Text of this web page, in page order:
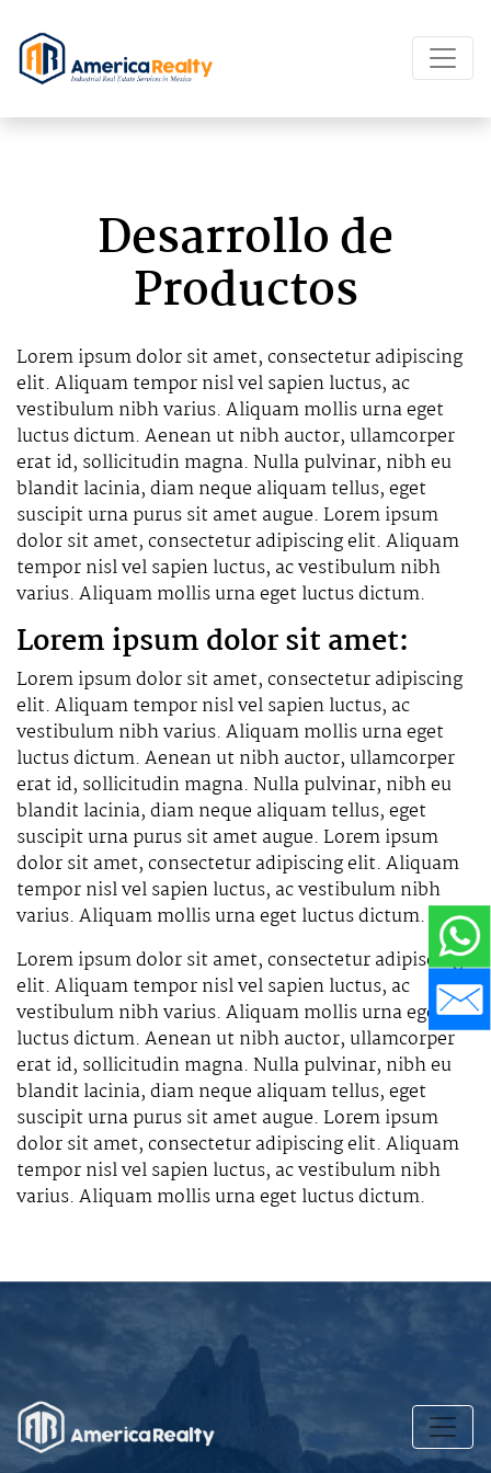
Desarrollo de
Productos
Lorem ipsum dolor sit amet, consectetur adipiscing
elit. Aliquam tempor nisl vel sapien luctus, ac
vestibulum nibh varius. Aliquam mollis urna eget
luctus dictum. Aenean ut nibh auctor, ullamcorper
erat id, sollicitudin magna. Nulla pulvinar, nibh eu
blandit lacinia, diam neque aliquam tellus, eget
suscipit urna purus sit amet augue. Lorem ipsum
dolor sit amet, consectetur adipiscing elit. Aliquam
tempor nisl vel sapien luctus, ac vestibulum nibh
varius. Aliquam mollis urna eget luctus dictum.
Lorem ipsum dolor sit amet:
Lorem ipsum dolor sit amet, consectetur adipiscing
elit. Aliquam tempor nisl vel sapien luctus, ac
vestibulum nibh varius. Aliquam mollis urna eget
luctus dictum. Aenean ut nibh auctor, ullamcorper
erat id, sollicitudin magna. Nulla pulvinar, nibh eu
blandit lacinia, diam neque aliquam tellus, eget
suscipit urna purus sit amet augue. Lorem ipsum
dolor sit amet, consectetur adipiscing elit. Aliquam
tempor nisl vel sapien luctus, ac vestibulum nibh
varius. Aliquam mollis urna eget luctus dictum.
Lorem ipsum dolor sit amet, consectetur adipiscing
elit. Aliquam tempor nisl vel sapien luctus, ac
vestibulum nibh varius. Aliquam mollis urna eget
luctus dictum. Aenean ut nibh auctor, ullamcorper
erat id, sollicitudin magna. Nulla pulvinar, nibh eu
blandit lacinia, diam neque aliquam tellus, eget
suscipit urna purus sit amet augue. Lorem ipsum
dolor sit amet, consectetur adipiscing elit. Aliquam
tempor nisl vel sapien luctus, ac vestibulum nibh
varius. Aliquam mollis urna eget luctus dictum.